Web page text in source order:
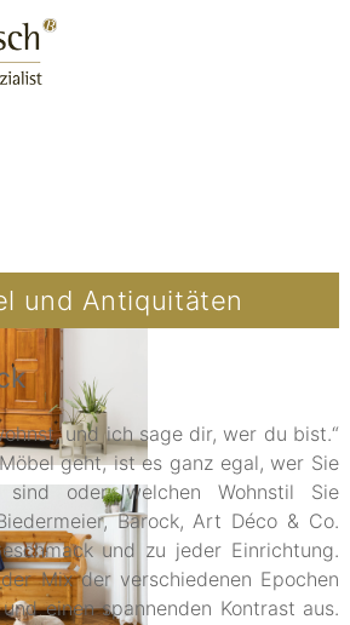
und Antiquitäten
und ich sage dir, wer du bist.“
geht, ist es ganz egal, wer Sie
oder welchen Wohnstil Sie
Barock, Art Déco & Co.
und zu jeder Einrichtung.
Mix der verschiedenen Epochen
einen spannenden Kontrast aus.